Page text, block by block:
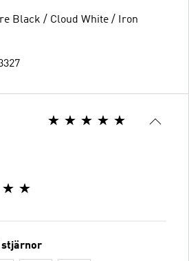
Black / Cloud White / Iron